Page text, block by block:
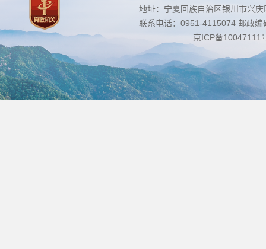
地址：宁夏回族自治区银川市兴
联系电话：0951-4115074 邮政
京ICP备10047111